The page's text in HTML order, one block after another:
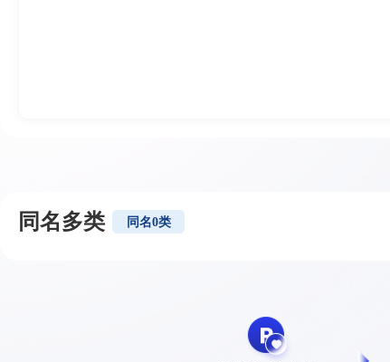
同名多类 同名0类